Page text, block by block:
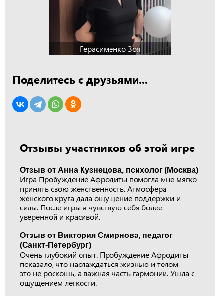
Герасименко Зоя
Поделитесь с друзьями...
Отзывы участников об этой игре
Отзыв от Анна Кузнецова, психолог (Москва)
Игра Пробуждение Афродиты помогла мне мягко
принять свою женственность. Атмосфера
женского круга дала ощущение поддержки и
силы. После игры я чувствую себя более
уверенной и красивой.
Отзыв от Виктория Смирнова, педагог
(Санкт-Петербург)
Очень глубокий опыт. Пробуждение Афродиты
показало, что наслаждаться жизнью и телом —
это не роскошь, а важная часть гармонии. Ушла с
ощущением легкости.